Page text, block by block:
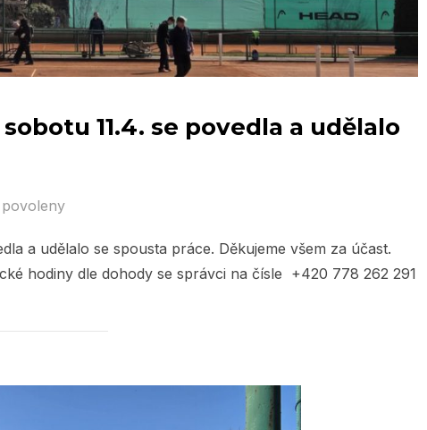
11.4. se povedla a udělalo
a udělalo se spousta práce. Děkujeme všem za účast.
hodiny dle dohody se správci na čísle +420 778 262 291